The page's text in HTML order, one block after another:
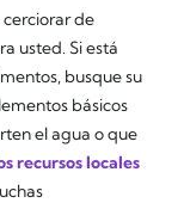
cerciorar de
usted. Si está
busque su
básicos
el agua o que
recursos locales